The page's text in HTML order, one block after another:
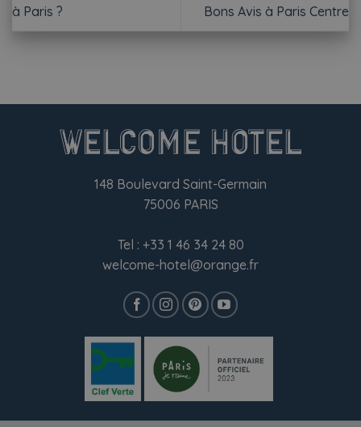
à Paris ?
Bons Avis à Paris Centre
148 Boulevard Saint-Germain
75006 PARIS
Tel : +33 1 46 34 24 80
welcome-hotel@orange.fr